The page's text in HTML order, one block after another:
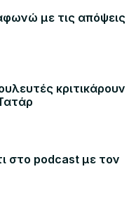
με τις απόψεις
κριτικάρουν
στο podcast με τον